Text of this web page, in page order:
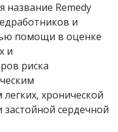
Remedy
и
помощи в оценке
и
риска
хронической
сердечной